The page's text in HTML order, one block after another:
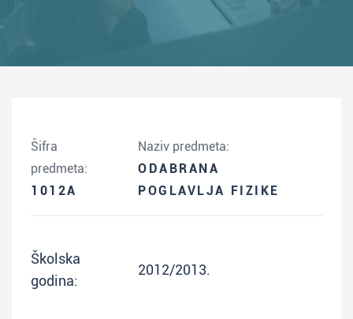
Šifra
predmeta:
1012A
Naziv predmeta:
ODABRANA
POGLAVLJA FIZIKE
Školska
godina:
2012/2013.